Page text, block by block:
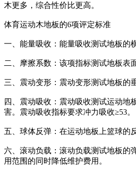
木更多，综合性价比更高。
体育运动木地板的6项评定标准
一、能量吸收：能量吸收测试地板的
二、摩擦系数：该项指标测试地板表
三、震动变形：震动变形测试地板的
四、震动吸收：震动吸收测试运动
害。震动吸收指标要求冲力吸收≥53。
五、球体反弹：在运动地板上篮球的
六、滚动负载：滚动负载测试地板的
用范围的同时降低维护费用。